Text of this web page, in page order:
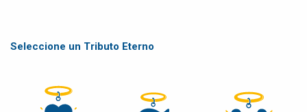
Seleccione un Tributo Eterno